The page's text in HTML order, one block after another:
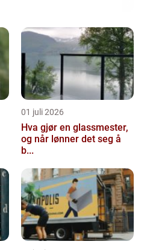
01 juli 2026
Hva gjør en glassmester,
og når lønner det seg å
b...